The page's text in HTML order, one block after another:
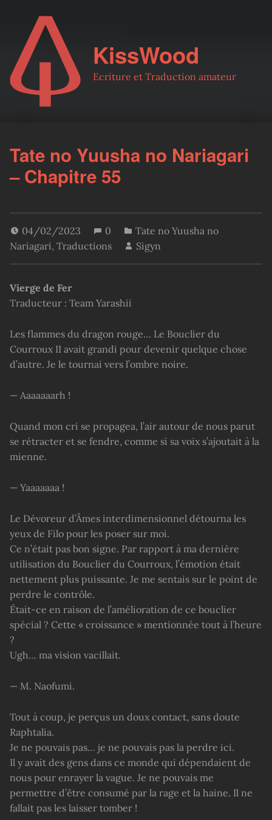
KissWood
Ecriture et Traduction amateur
Tate no Yuusha no Nariagari
– Chapitre 55
04/02/2023 0
Tate no Yuusha no
Nariagari, Traductions Sigyn
Vierge de Fer
Traducteur : Team Yarashii
Les flammes du dragon rouge… Le Bouclier du
Courroux II avait grandi pour devenir quelque chose
d’autre. Je le tournai vers l’ombre noire.
— Aaaaaaarh !
Quand mon cri se propagea, l’air autour de nous parut
se rétracter et se fendre, comme si sa voix s’ajoutait à la
mienne.
— Yaaaaaaa !
Le Dévoreur d’Âmes interdimensionnel détourna les
yeux de Filo pour les poser sur moi.
Ce n’était pas bon signe. Par rapport à ma dernière
utilisation du Bouclier du Courroux, l’émotion était
nettement plus puissante. Je me sentais sur le point de
perdre le contrôle.
Était-ce en raison de l’amélioration de ce bouclier
spécial ? Cette « croissance » mentionnée tout à l’heure
?
Ugh… ma vision vacillait.
— M. Naofumi.
Tout à coup, je perçus un doux contact, sans doute
Raphtalia.
Je ne pouvais pas… je ne pouvais pas la perdre ici.
Il y avait des gens dans ce monde qui dépendaient de
nous pour enrayer la vague. Je ne pouvais me
permettre d’être consumé par la rage et la haine. Il ne
fallait pas les laisser tomber !